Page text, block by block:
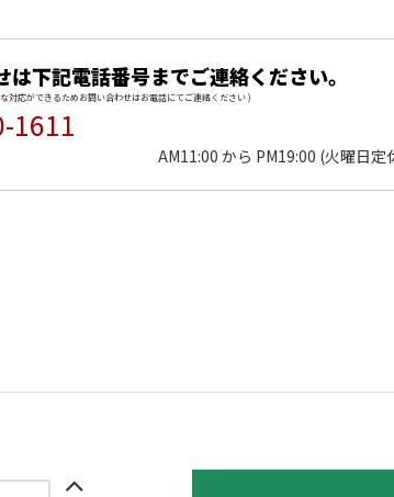
は下記電話番号までご連絡ください。
対応ができるためお問い合わせはお電話にてご連絡ください )
1611
AM11:00 から PM19:00 (火曜日定